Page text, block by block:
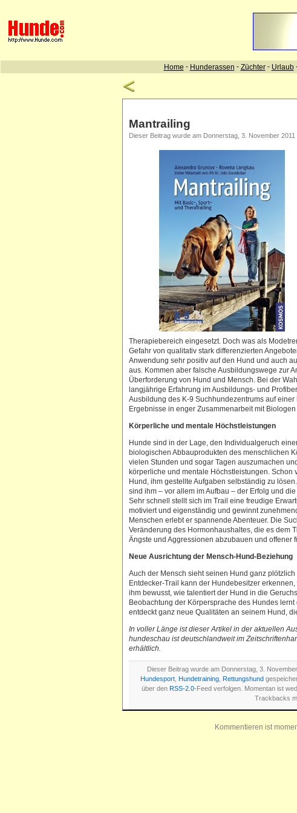
Mantrailing
Dieser Beitrag wurde am Donnerstag, 3. November
Therapiebereich eingesetzt. Doch was als
Gefahr von qualitativ stark differenzierten
Anwendung sehr positiv auf den Hund und auch
aus. Kommen aber falsche Ausbildungswege zur
Überforderung von Hund und Mensch. Bei der
langjährige Erfahrung im Ausbildungs- und
Ausbildung des K-9 Suchhundezentrums auf
Ergebnisse in enger Zusammenarbeit mit
Körperliche und mentale Höchstleistungen
Hunde sind in der Lage, den Individualgeruch
biologischen Abbauprodukten des menschlichen
vielen Stunden und sogar Tagen auszumachen
körperliche und mentale Höchstleistungen.
Hund, ihm gestellte Aufgaben selbständig zu
sind ihm – vor allem im Aufbau – der Erfolg und
Sehr schnell stellt sich im Trail eine freudige
motiviert und eigenständig und gewinnt
Menschen erlebt er spannende Abenteuer. Die
Veränderung des Hormonhaushaltes, die es dem
Ängste und Aggressionen abzubauen und offener
Neue Ausrichtung der Mensch-Hund-Beziehung
Auch der Mensch sieht seinen Hund ganz
Entdecker-Trail kann der Hundebesitzer
ihm bewusst, wie talentiert der Hund in die
Beobachtung der Körpersprache des Hundes
entdeckt ganz neue Qualitäten an seinem Hund,
In voller Länge ist dieser Artikel in der aktuellen
hundeschau ist deutschlandweit im
erhältlich.
Dieser Beitrag wurde am Donnerstag, 3.
Hundesport Hundetraining Rettungshund
über den RSS-2.0-Feed verfolgen. Momentan ist
Trackbacks
Kommentieren ist